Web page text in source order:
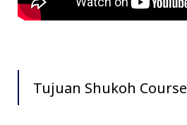
Tujuan Shukoh Course